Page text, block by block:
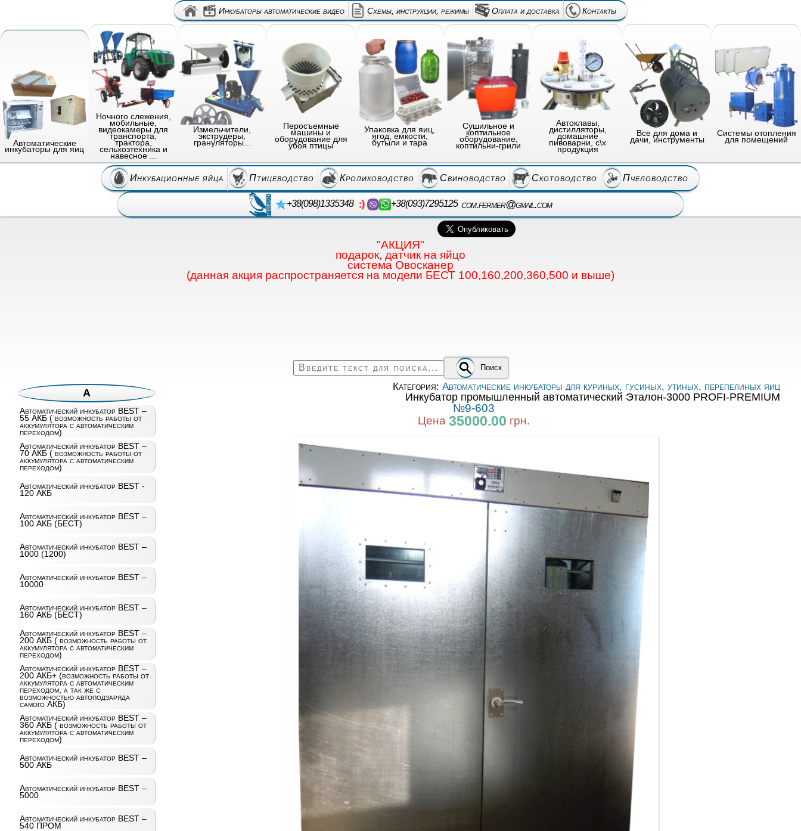
Инкубаторы автоматические видео Схемы, инструкции, режимы Оплата и доставка Контакты
Автоматические
инкубаторы для яиц
Ночного слежения,
мобильные,
видеокамеры для
транспорта,
трактора,
сельхозтехника и
навесное ...
Измельчители,
экструдеры,
грануляторы...
Перосъемные
машины и
оборудование для
убоя птицы
Упаковка для яиц,
ягод, емкости,
бутыли и тара
Сушильное и
коптильное
оборудование,
коптильни-грили
Автоклавы,
дистилляторы,
домашние
пивоварни, с\х
продукция
Все для дома и
дачи, инструменты
Системы отопления
для помещений
Инкубационные яйца Птицеводство Кролиководство Свиноводство Скотоводство Пчеловодство
+38(098)1335348 +38(093)7295125 com.fermer@gmail.com
"АКЦИЯ"
подарок, датчик на яйцо
система Овосканер
(данная акция распространяется на модели БЕСТ 100,160,200,360,500 и выше)
Поиск
А
Автоматический инкубатор BEST –
55 АКБ ( возможность работы от
аккумулятора с автоматическим
переходом)
Автоматический инкубатор BEST –
70 АКБ ( возможность работы от
аккумулятора с автоматическим
переходом)
Автоматический инкубатор BEST -
120 АКБ
Автоматический инкубатор BEST –
100 АКБ (БЕСТ)
Автоматический инкубатор BEST –
1000 (1200)
Автоматический инкубатор BEST –
10000
Автоматический инкубатор BEST –
160 АКБ (БЕСТ)
Автоматический инкубатор BEST –
200 АКБ ( возможность работы от
аккумулятора с автоматическим
переходом)
Автоматический инкубатор BEST –
200 АКБ+ (возможность работы от
аккумулятора с автоматическим
переходом, а так же с
возможностью автоподзаряда
самого АКБ)
Автоматический инкубатор BEST –
360 АКБ ( возможность работы от
аккумулятора с автоматическим
переходом)
Автоматический инкубатор BEST –
500 АКБ
Автоматический инкубатор BEST –
5000
Автоматический инкубатор BEST –
540 ПРОМ
Категория: Автоматические инкубаторы для куриных, гусиных, утиных, перепелиных яиц
Инкубатор промышленный автоматический Эталон-3000 PROFI-PREMIUM
№9-603
Цена 35000.00 грн.